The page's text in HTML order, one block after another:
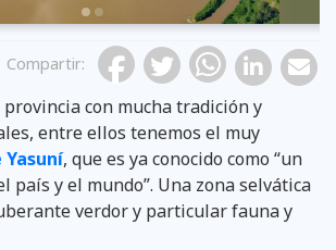
Compartir:
provincia con mucha tradición y
entre ellos tenemos el muy
Yasuní, que es ya conocido como “un
país y el mundo”. Una zona selvática
verdor y particular fauna y